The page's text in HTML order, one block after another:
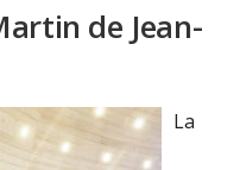
de Jean-
La